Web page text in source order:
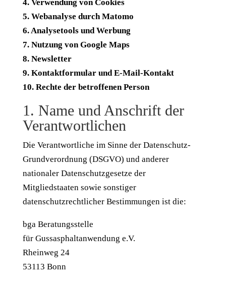
4. Verwendung von Cookies
5. Webanalyse durch Matomo
6. Analysetools und Werbung
7. Nutzung von Google Maps
8. Newsletter
9. Kontaktformular und E-Mail-Kontakt
10. Rechte der betroffenen Person
1. Name und Anschrift der
Verantwortlichen
Die Verantwortliche im Sinne der Datenschutz-
Grundverordnung (DSGVO) und anderer
nationaler Datenschutzgesetze der
Mitgliedstaaten sowie sonstiger
datenschutzrechtlicher Bestimmungen ist die:
bga Beratungsstelle
für Gussasphaltanwendung e.V.
Rheinweg 24
53113 Bonn